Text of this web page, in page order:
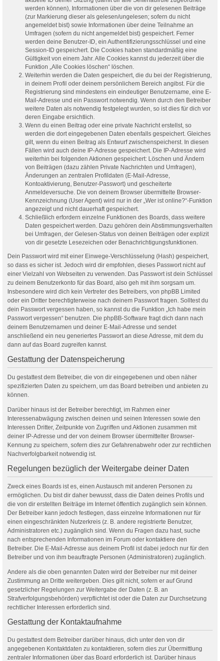
werden können), Informationen über die von dir gelesenen Beiträge
(zur Markierung dieser als gelesen/ungelesen; sofern du nicht
angemeldet bist) sowie Informationen über deine Teilnahme an
Umfragen (sofern du nicht angemeldet bist) gespeichert. Ferner
werden deine Benutzer-ID, ein Authentifizierungsschlüssel und eine
Session-ID gespeichert. Die Cookies haben standardmäßig eine
Gültigkeit von einem Jahr. Alle Cookies kannst du jederzeit über die
Funktion „Alle Cookies löschen“ löschen.
Weiterhin werden die Daten gespeichert, die du bei der Registrierung,
in deinem Profil oder deinem persönlichem Bereich angibst. Für die
Registrierung sind mindestens ein eindeutiger Benutzername, eine E-
Mail-Adresse und ein Passwort notwendig. Wenn durch den Betreiber
weitere Daten als notwendig festgelegt wurden, so ist dies für dich vor
deren Eingabe ersichtlich.
Wenn du einen Beitrag oder eine private Nachricht erstellst, so
werden die dort eingegebenen Daten ebenfalls gespeichert. Gleiches
gilt, wenn du einen Beitrag als Entwurf zwischenspeicherst. In diesen
Fällen wird auch deine IP-Adresse gespeichert. Die IP-Adresse wird
weiterhin bei folgenden Aktionen gespeichert: Löschen und Ändern
von Beiträgen (dazu zählen Private Nachrichten und Umfragen),
Änderungen an zentralen Profildaten (E-Mail-Adresse,
Kontoaktivierung, Benutzer-Passwort) und gescheiterte
Anmeldeversuche. Die von deinem Browser übermittelte Browser-
Kennzeichnung (User Agent) wird nur in der „Wer ist online?“-Funktion
angezeigt und nicht dauerhaft gespeichert.
Schließlich erfordern einzelne Funktionen des Boards, dass weitere
Daten gespeichert werden. Dazu gehören dein Abstimmungsverhalten
bei Umfragen, der Gelesen-Status von deinen Beiträgen oder explizit
von dir gesetzte Lesezeichen oder Benachrichtigungsfunktionen.
Dein Passwort wird mit einer Einwege-Verschlüsselung (Hash) gespeichert,
so dass es sicher ist. Jedoch wird dir empfohlen, dieses Passwort nicht auf
einer Vielzahl von Webseiten zu verwenden. Das Passwort ist dein Schlüssel
zu deinem Benutzerkonto für das Board, also geh mit ihm sorgsam um.
Insbesondere wird dich kein Vertreter des Betreibers, von phpBB Limited
oder ein Dritter berechtigterweise nach deinem Passwort fragen. Solltest du
dein Passwort vergessen haben, so kannst du die Funktion „Ich habe mein
Passwort vergessen“ benutzen. Die phpBB-Software fragt dich dann nach
deinem Benutzernamen und deiner E-Mail-Adresse und sendet
anschließend ein neu generiertes Passwort an diese Adresse, mit dem du
dann auf das Board zugreifen kannst.
Gestattung der Datenspeicherung
Du gestattest dem Betreiber, die von dir eingegebenen und oben näher
spezifizierten Daten zu speichern, um das Board betreiben und anbieten zu
können.
Darüber hinaus ist der Betreiber berechtigt, im Rahmen einer
Interessenabwägung zwischen deinen und seinen Interessen sowie den
Interessen Dritter, Zeitpunkte von Zugriffen und Aktionen zusammen mit
deiner IP-Adresse und der von deinem Browser übermittelter Browser-
Kennung zu speichern, sofern dies zur Gefahrenabwehr oder zur rechtlichen
Nachverfolgbarkeit notwendig ist.
Regelungen bezüglich der Weitergabe deiner Daten
Zweck eines Boards ist es, einen Austausch mit anderen Personen zu
ermöglichen. Du bist dir daher bewusst, dass die Daten deines Profils und
die von dir erstellten Beiträge im Internet öffentlich zugänglich sein können.
Der Betreiber kann jedoch festlegen, dass einzelne Informationen nur für
einen eingeschränkten Nutzerkreis (z. B. andere registrierte Benutzer,
Administratoren etc.) zugänglich sind. Wenn du Fragen dazu hast, suche
nach entsprechenden Informationen im Forum oder kontaktiere den
Betreiber. Die E-Mail-Adresse aus deinem Profil ist dabei jedoch nur für den
Betreiber und von ihm beauftragte Personen (Administratoren) zugänglich.
Andere als die oben genannten Daten wird der Betreiber nur mit deiner
Zustimmung an Dritte weitergeben. Dies gilt nicht, sofern er auf Grund
gesetzlicher Regelungen zur Weitergabe der Daten (z. B. an
Strafverfolgungsbehörden) verpflichtet ist oder die Daten zur Durchsetzung
rechtlicher Interessen erforderlich sind.
Gestattung der Kontaktaufnahme
Du gestattest dem Betreiber darüber hinaus, dich unter den von dir
angegebenen Kontaktdaten zu kontaktieren, sofern dies zur Übermittlung
zentraler Informationen über das Board erforderlich ist. Darüber hinaus